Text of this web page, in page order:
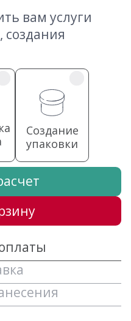
вам услуги
создания
Создание
упаковки